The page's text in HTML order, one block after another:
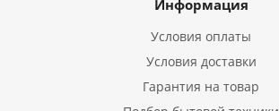
Информация
Условия оплаты
Условия доставки
Гарантия на товар